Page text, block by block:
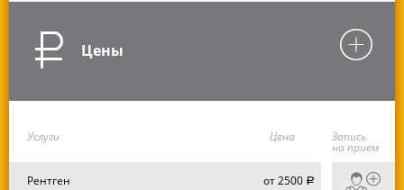
Цены
Услуги Цена Запись
на прием
Рентген от 2500 руб.